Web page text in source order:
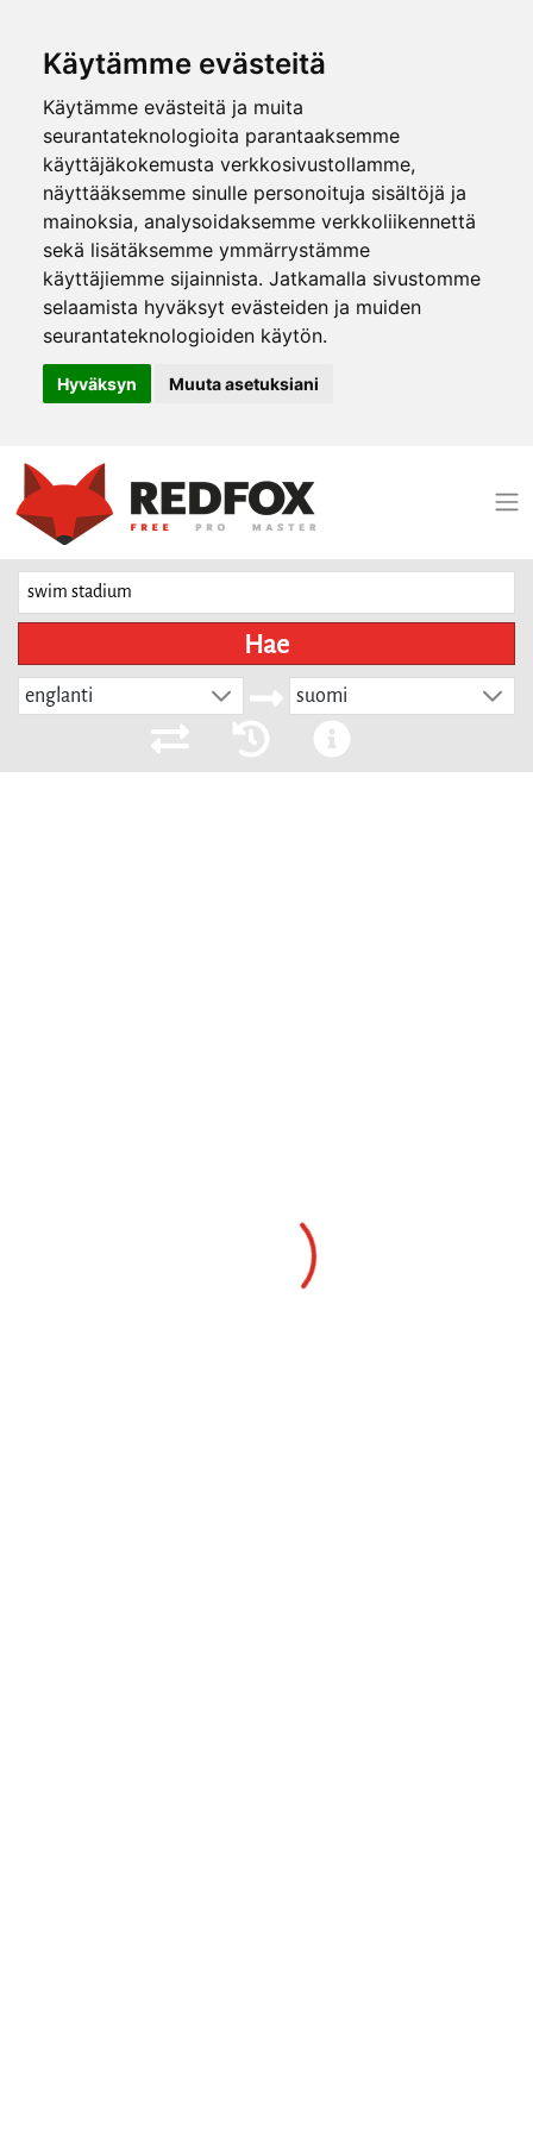
Käytämme evästeitä
Käytämme evästeitä ja muita
seurantateknologioita parantaaksemme
käyttäjäkokemusta verkkosivustollamme,
näyttääksemme sinulle personoituja sisältöjä ja
mainoksia, analysoidaksemme verkkoliikennettä
sekä lisätäksemme ymmärrystämme
käyttäjiemme sijainnista. Jatkamalla sivustomme
selaamista hyväksyt evästeiden ja muiden
seurantateknologioiden käytön.
Hyväksyn Muuta asetuksiani
Hae
englanti suomi